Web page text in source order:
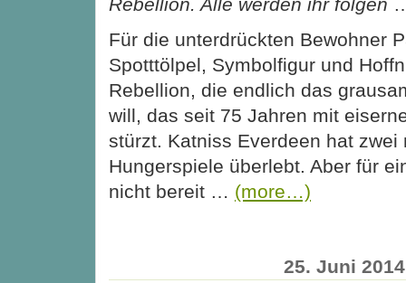
Für die unterdrückten Bewohner
Spotttölpel, Symbolfigur und
Rebellion, die endlich das
will, das seit 75 Jahren mit
stürzt. Katniss Everdeen hat zwei
Hungerspiele überlebt. Aber für
nicht bereit … (more…)
25. Juni 2014